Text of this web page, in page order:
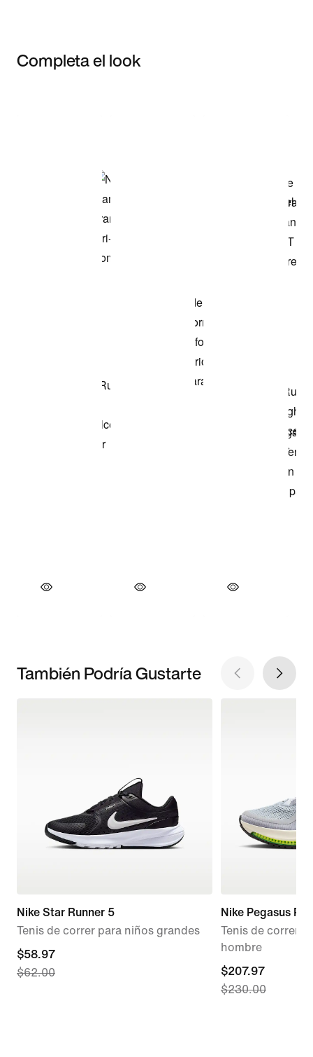
Completa el look
También Podría Gustarte
Nike Star Runner 5
Tenis de correr para niños grandes
current
price
$58.97
$62.00
Nike Pegasus
Tenis de correr
hombre
current
price
$207.97
$230.00